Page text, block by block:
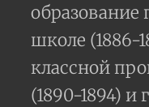
образование
школе (1886-
классной
(1890-1894)